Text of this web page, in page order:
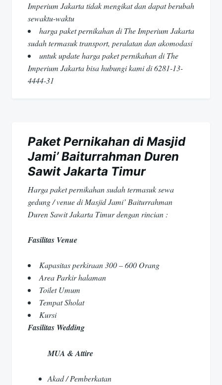
Imperium Jakarta tidak mengikat dan dapat berubah
sewaktu-waktu
harga paket pernikahan di The Imperium Jakarta
sudah termasuk transport, peralatan dan akomodasi
untuk update harga paket pernikahan di The
Imperium Jakarta bisa hubungi kami di 6281-13-
4444-31
Paket Pernikahan di Masjid
Jami’ Baiturrahman Duren
Sawit Jakarta Timur
Harga paket pernikahan sudah termasuk sewa
gedung / venue di Masjid Jami’ Baiturrahman
Duren Sawit Jakarta Timur dengan rincian :
Fasilitas Venue
Kapasitas perkiraan 300 – 600 Orang
Area Parkir halaman
Toilet Umum
Tempat Sholat
Kursi
Fasilitas Wedding
MUA & Attire
Akad / Pemberkatan